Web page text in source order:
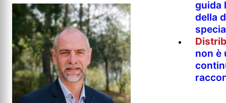
guida
della
non è